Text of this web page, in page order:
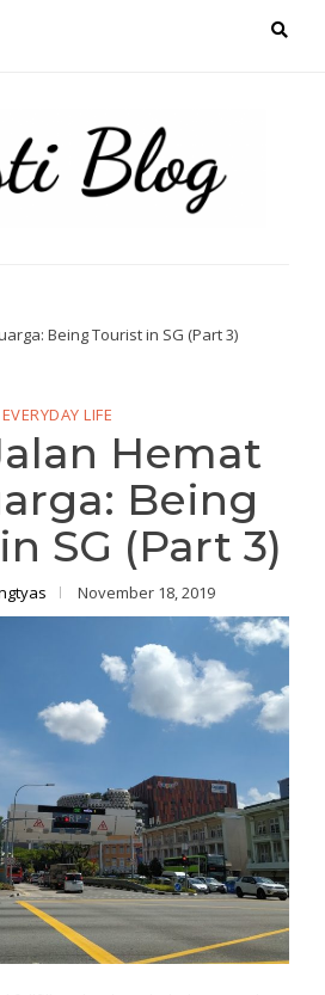
Being Tourist in SG (Part 3)
EVERYDAY LIFE
Hemat
Being
SG (Part 3)
November 18, 2019